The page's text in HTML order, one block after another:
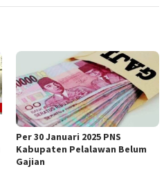
Per 30 Januari 2025 PNS
Kabupaten Pelalawan Belum
Gajian